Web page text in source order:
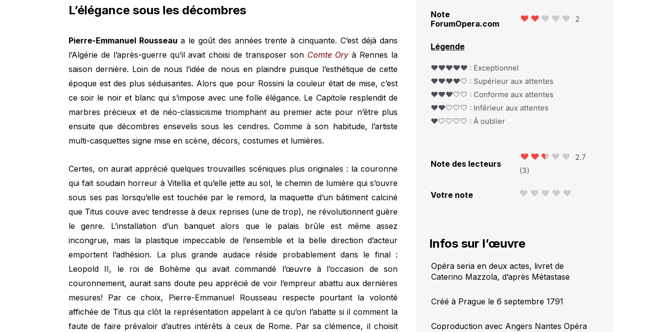
L’élégance sous les décombres
Pierre-Emmanuel Rousseau a le goût des années trente à cinquante. C’est déjà dans
l’Algérie de l’après-guerre qu’il avait choisi de transposer son Comte Ory à Rennes la
saison dernière. Loin de nous l’idée de nous en plaindre puisque l’esthétique de cette
époque est des plus séduisantes. Alors que pour Rossini la couleur était de mise, c’est
ce soir le noir et blanc qui s’impose avec une folle élégance. Le Capitole resplendit de
marbres précieux et de néo-classicisme triomphant au premier acte pour n’être plus
ensuite que décombres ensevelis sous les cendres. Comme à son habitude, l’artiste
multi-casquettes signe mise en scène, décors, costumes et lumières.
Certes, on aurait apprécié quelques trouvailles scéniques plus originales : la couronne
qui fait soudain horreur à Vitellia et qu’elle jette au sol, le chemin de lumière qui s’ouvre
sous ses pas lorsqu’elle est touchée par le remord, la maquette d’un bâtiment calciné
que Titus couve avec tendresse à deux reprises (une de trop), ne révolutionnent guère
le genre. L’installation d’un banquet alors que le palais brûle est même assez
incongrue, mais la plastique impeccable de l’ensemble et la belle direction d’acteur
emportent l’adhésion. La plus grande audace réside probablement dans le final :
Leopold II, le roi de Bohème qui avait commandé l’œuvre à l’occasion de son
couronnement, aurait sans doute peu apprécié de voir l’empreur abattu aux dernières
mesures! Par ce choix, Pierre-Emmanuel Rousseau respecte pourtant la volonté
affichée de Titus qui clôt la représentation appelant à ce qu’on l’abatte si il comment la
faute de faire prévaloir d’autres intérêts à ceux de Rome. Par sa clémence, il choisit
Note
ForumOpera.com
2
Légende
❤️❤️❤️❤️❤️ : Exceptionnel
❤️❤️❤️❤️🤍 : Supérieur aux attentes
❤️❤️❤️🤍🤍 : Conforme aux attentes
❤️❤️🤍🤍🤍 : Inférieur aux attentes
❤️🤍🤍🤍🤍 : À oublier
Note des lecteurs
2.7
(3)
Votre note
Infos sur l’œuvre
Opéra seria en deux actes, livret de
Caterino Mazzola, d’après Métastase
Créé à Prague le 6 septembre 1791
Coproduction avec Angers Nantes Opéra